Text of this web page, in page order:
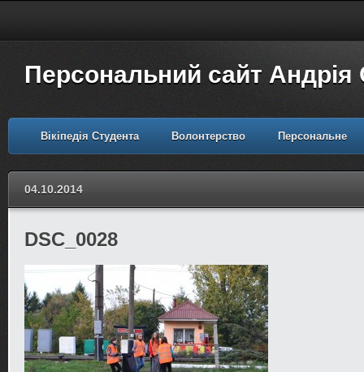
Персональний сайт Андрія
Вікіпедія Студента Волонтерство Персональне
04.10.2014
DSC_0028